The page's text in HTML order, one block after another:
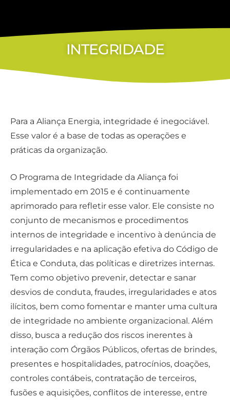
INTEGRIDADE
Para a Aliança Energia, integridade é inegociável.
Esse valor é a base de todas as operações e
práticas da organização.
O Programa de Integridade da Aliança foi
implementado em 2015 e é continuamente
aprimorado para refletir esse valor. Ele consiste no
conjunto de mecanismos e procedimentos
internos de integridade e incentivo à denúncia de
irregularidades e na aplicação efetiva do Código de
Ética e Conduta, das políticas e diretrizes internas.
Tem como objetivo prevenir, detectar e sanar
desvios de conduta, fraudes, irregularidades e atos
ilícitos, bem como fomentar e manter uma cultura
de integridade no ambiente organizacional. Além
disso, busca a redução dos riscos inerentes à
interação com Órgãos Públicos, ofertas de brindes,
presentes e hospitalidades, patrocínios, doações,
controles contábeis, contratação de terceiros,
fusões e aquisições, conflitos de interesse, entre